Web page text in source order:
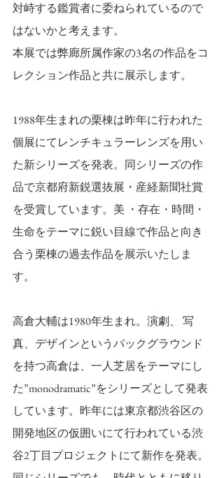
対峙する鑑賞者に委ねられているので
はないかと考えます。
本展では弊廊所属作家の3名の作品をコ
レクション作品と共に展示します。
1988年生まれの栗棟は昨年に行われた
個展にてレンチキュラーレンズを用い
た新シリーズを発表。同シリーズの作
品で京都府新鋭選抜展・産経新聞社賞
を受賞しています。美 ・存在・時間・
生命をテーマに鋭い目線で作品と向き
合う栗棟の過去作品を展示いたしま
す。
高倉大輔は1980年生まれ。演劇、 写
真、デザインというバックグラウンド
を持つ高倉は、一人芝居をテーマにし
た”monodramatic”をシリーズとして発表
しています。昨年には東京都渋谷区の
開発地区の仮囲いにて行われている渋
谷2丁目プロジェクトにて新作を発表。